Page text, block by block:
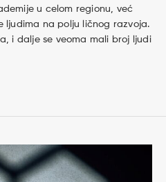
u celom regionu, već
ljudima na polju ličnog razvoja.
i dalje se veoma mali broj ljudi